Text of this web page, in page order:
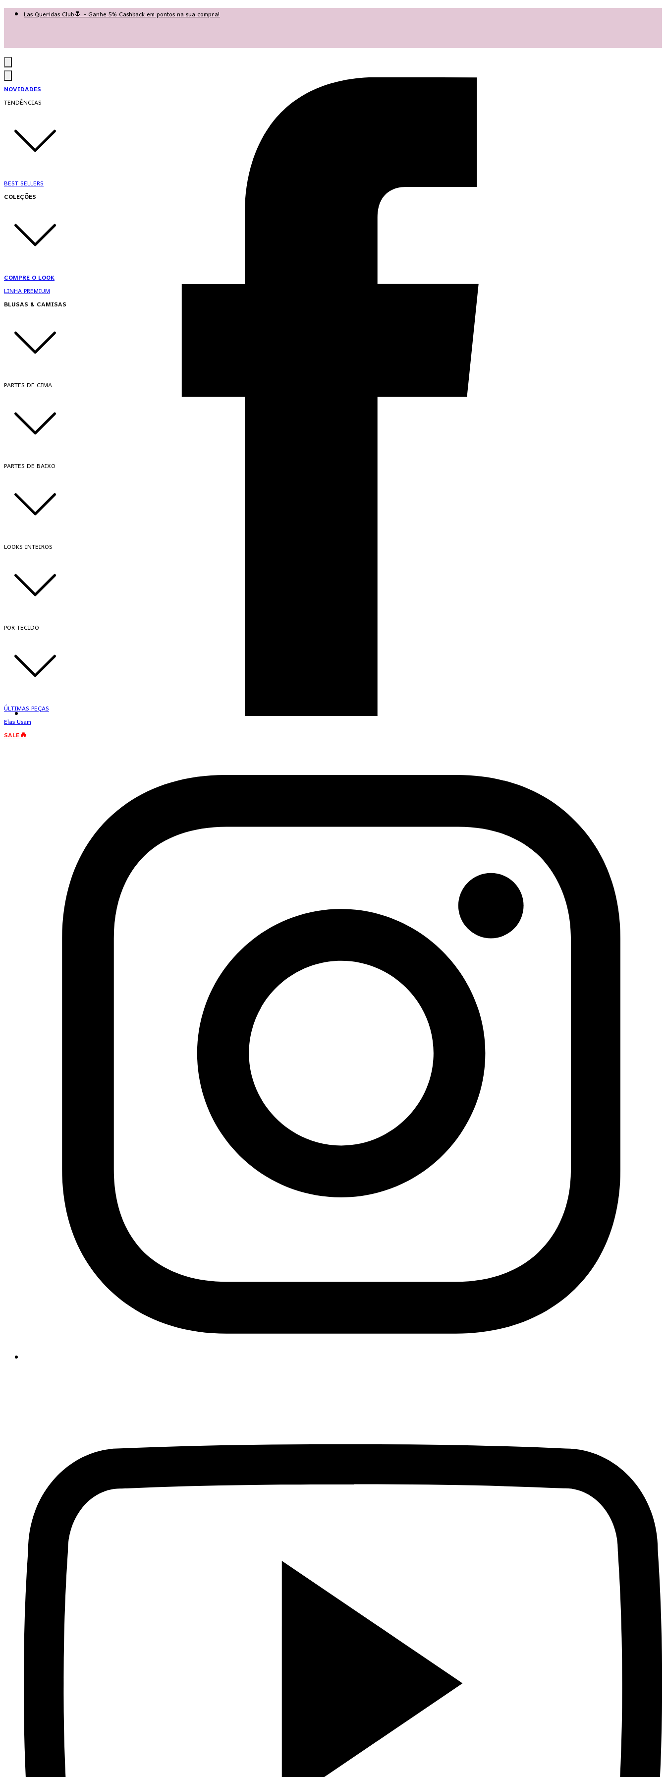
Las Queridas Club🌷 - Ganhe 5% Cashback em pontos na sua compra!
NOVIDADES
TENDÊNCIAS
BEST SELLERS
COLEÇÕES
COMPRE O LOOK
LINHA PREMIUM
BLUSAS & CAMISAS
PARTES DE CIMA
PARTES DE BAIXO
LOOKS INTEIROS
POR TECIDO
ÚLTIMAS PEÇAS
Elas Usam
SALE🔥